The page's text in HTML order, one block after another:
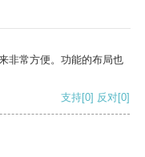
非常方便。功能的布局也
支持[0] 反对[0]